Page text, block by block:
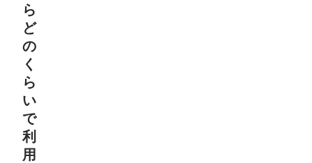
ら
ど
の
く
ら
い
で
利
用